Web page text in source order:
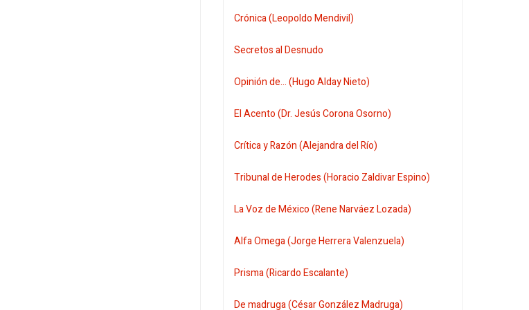
Crónica (Leopoldo Mendivil)
Secretos al Desnudo
Opinión de... (Hugo Alday Nieto)
El Acento (Dr. Jesús Corona Osorno)
Crítica y Razón (Alejandra del Río)
Tribunal de Herodes (Horacio Zaldivar Espino)
La Voz de México (Rene Narváez Lozada)
Alfa Omega (Jorge Herrera Valenzuela)
Prisma (Ricardo Escalante)
De madruga (César González Madruga)